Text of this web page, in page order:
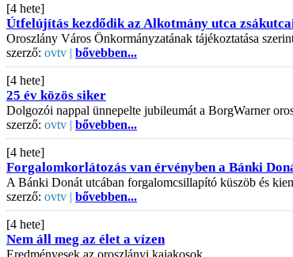
[4 hete]
Útfelújítás kezdődik az Alkotmány utca
Oroszlány Város Önkormányzatának tájékoztatása
szerző: ovtv | bővebben...
[4 hete]
25 év közös siker
Dolgozói nappal ünnepelte jubileumát a BorgWarner
szerző: ovtv | bővebben...
[4 hete]
Forgalomkorlátozás van érvényben a Bánki
A Bánki Donát utcában forgalomcsillapító küszöb és
szerző: ovtv | bővebben...
[4 hete]
Nem áll meg az élet a vízen
Eredményesek az oroszlányi kajakosok